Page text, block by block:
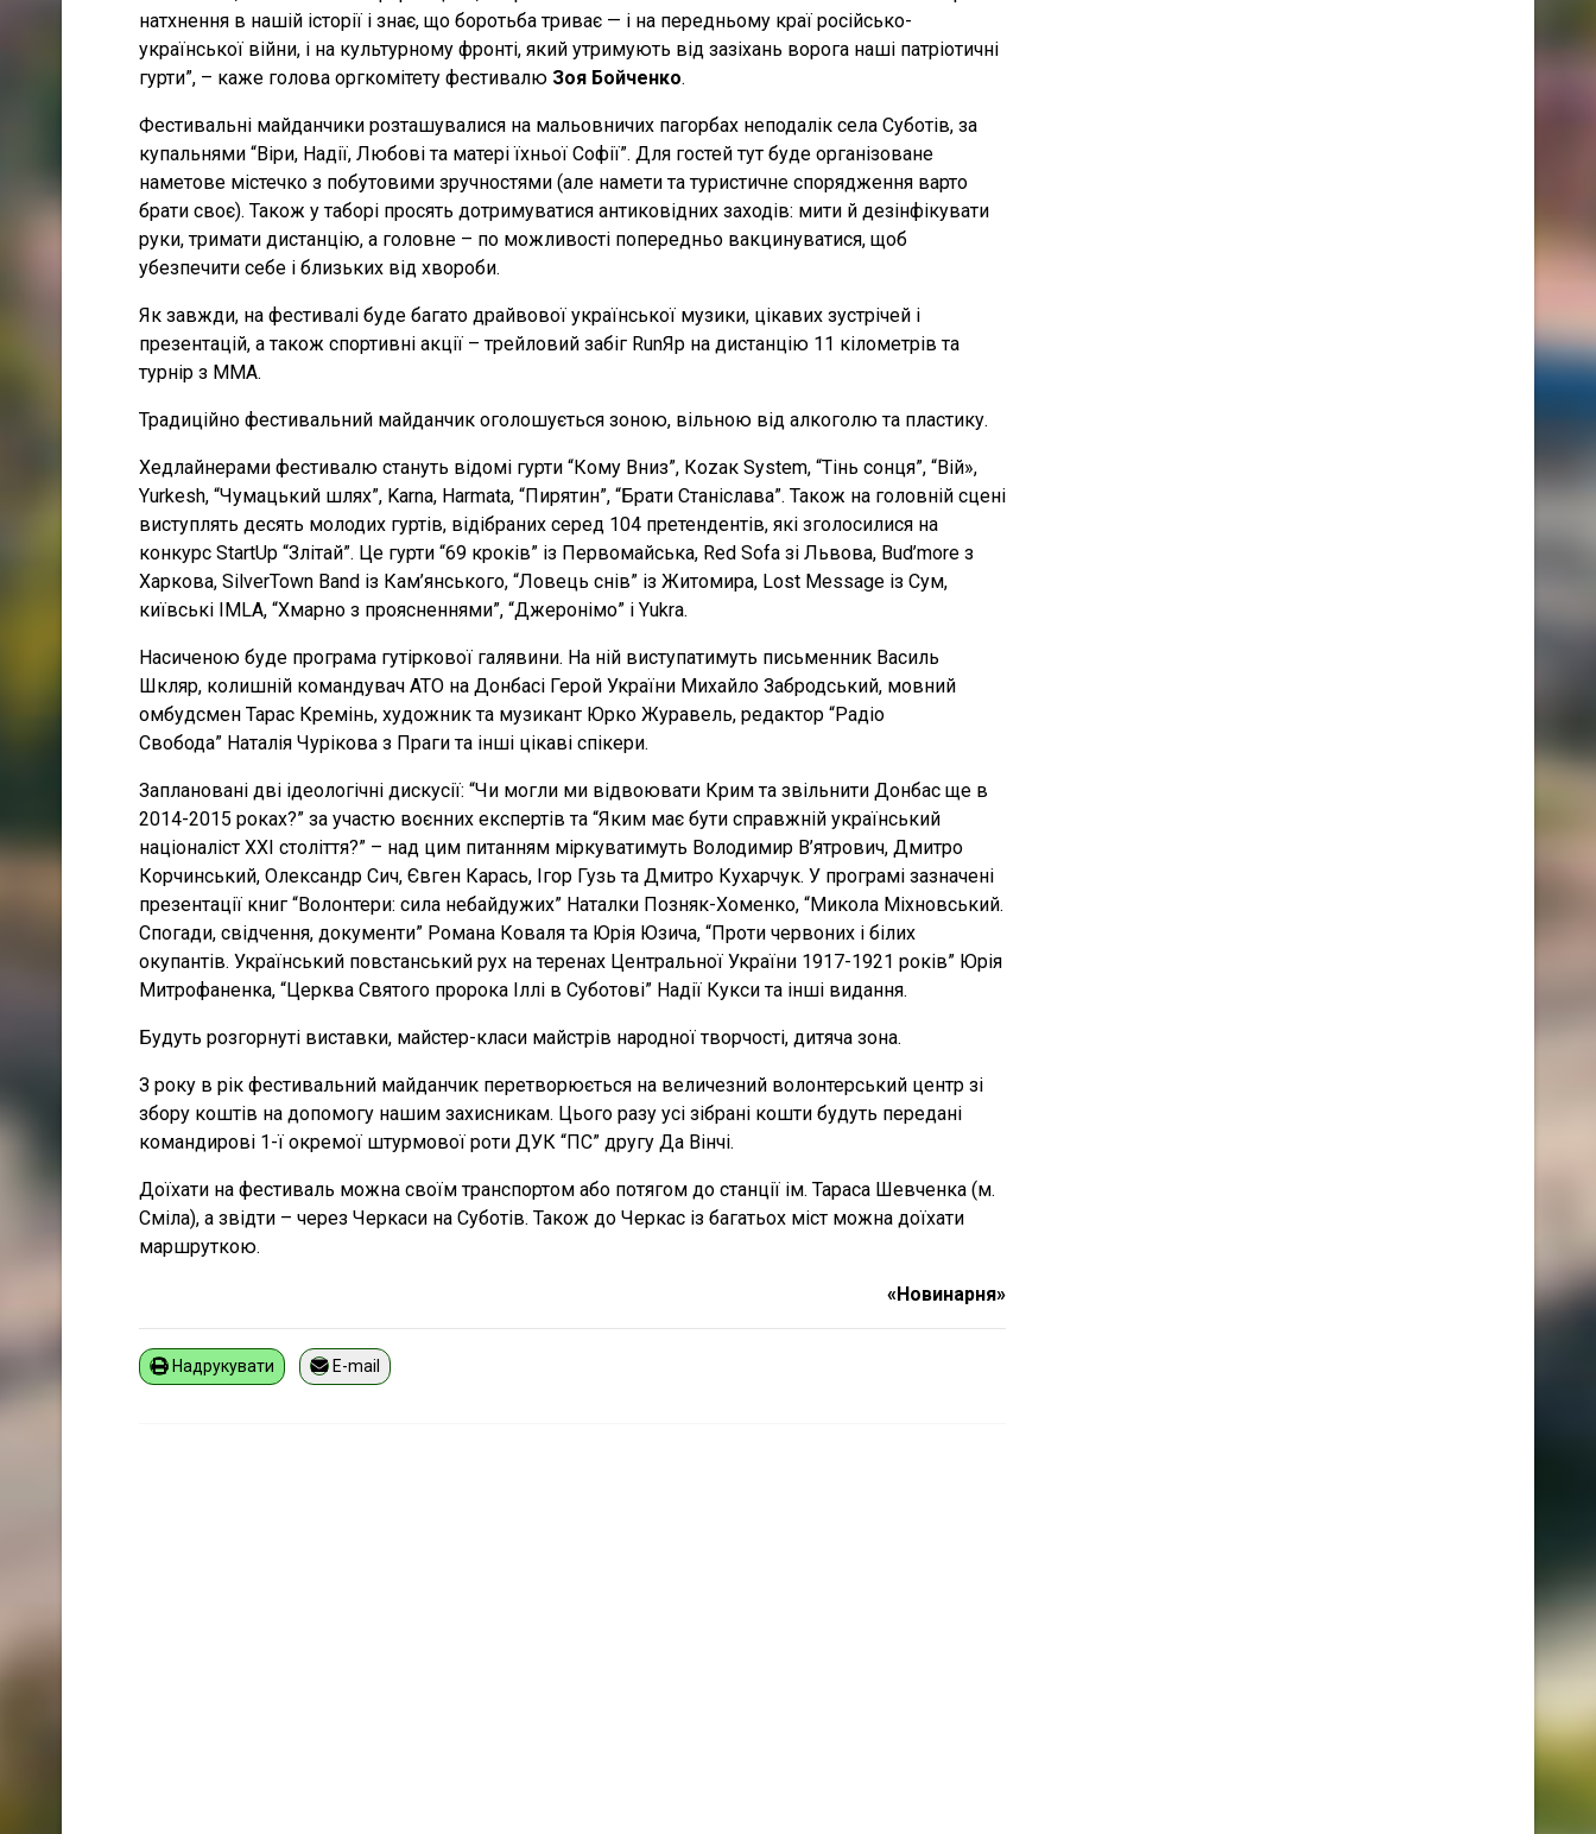
натхнення в нашій історії і знає, що боротьба триває — і на передньому краї російсько-
української війни, і на культурному фронті, який утримують від зазіхань ворога наші патріотичні
гурти”, – каже голова оргкомітету фестивалю Зоя Бойченко.
Фестивальні майданчики розташувалися на мальовничих пагорбах неподалік села Суботів, за
купальнями “Віри, Надії, Любові та матері їхньої Софії”. Для гостей тут буде організоване
наметове містечко з побутовими зручностями (але намети та туристичне спорядження варто
брати своє). Також у таборі просять дотримуватися антиковідних заходів: мити й дезінфікувати
руки, тримати дистанцію, а головне – по можливості попередньо вакцинуватися, щоб
убезпечити себе і близьких від хвороби.
Як завжди, на фестивалі буде багато драйвової української музики, цікавих зустрічей і
презентацій, а також спортивні акції – трейловий забіг RunЯр на дистанцію 11 кілометрів та
турнір з ММА.
Традиційно фестивальний майданчик оголошується зоною, вільною від алкоголю та пластику.
Хедлайнерами фестивалю стануть відомі гурти “Кому Вниз”, Коzак System, “Тінь сонця”, “Вій»,
Yurkesh, “Чумацький шлях”, Karna, Harmata, “Пирятин”, “Брати Станіслава”. Також на головній сцені
виступлять десять молодих гуртів, відібраних серед 104 претендентів, які зголосилися на
конкурс StartUp “Злітай”. Це гурти “69 кроків” із Первомайська, Red Sofa зі Львова, Bud’more з
Харкова, SilverTown Band із Кам’янського, “Ловець снів” із Житомира, Lost Message із Сум,
київські IMLA, “Хмарно з проясненнями”, “Джеронімо” і Yukra.
Насиченою буде програма гутіркової галявини. На ній виступатимуть письменник Василь
Шкляр, колишній командувач АТО на Донбасі Герой України Михайло Забродський, мовний
омбудсмен Тарас Кремінь, художник та музикант Юрко Журавель, редактор “Радіо
Свобода” Наталія Чурікова з Праги та інші цікаві спікери.
Заплановані дві ідеологічні дискусії: “Чи могли ми відвоювати Крим та звільнити Донбас ще в
2014-2015 роках?” за участю воєнних експертів та “Яким має бути справжній український
націоналіст ХХІ століття?” – над цим питанням міркуватимуть Володимир В’ятрович, Дмитро
Корчинський, Олександр Сич, Євген Карась, Ігор Гузь та Дмитро Кухарчук. У програмі зазначені
презентації книг “Волонтери: сила небайдужих” Наталки Позняк-Хоменко, “Микола Міхновський.
Спогади, свідчення, документи” Романа Коваля та Юрія Юзича, “Проти червоних і білих
окупантів. Український повстанський рух на теренах Центральної України 1917-1921 років” Юрія
Митрофаненка, “Церква Святого пророка Іллі в Суботові” Надії Кукси та інші видання.
Будуть розгорнуті виставки, майстер-класи майстрів народної творчості, дитяча зона.
З року в рік фестивальний майданчик перетворюється на величезний волонтерський центр зі
збору коштів на допомогу нашим захисникам. Цього разу усі зібрані кошти будуть передані
командирові 1-ї окремої штурмової роти ДУК “ПС” другу Да Вінчі.
Доїхати на фестиваль можна своїм транспортом або потягом до станції ім. Тараса Шевченка (м.
Сміла), а звідти – через Черкаси на Суботів. Також до Черкас із багатьох міст можна доїхати
маршруткою.
«Новинарня»
Надрукувати E-mail